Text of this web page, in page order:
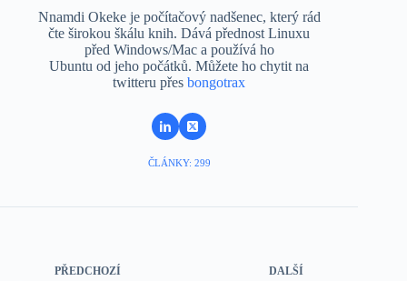
Nnamdi Okeke je počítačový nadšenec, který rád
čte širokou škálu knih. Dává přednost Linuxu
před Windows/Mac a používá ho
Ubuntu od jeho počátků. Můžete ho chytit na
twitteru přesbongotrax
ČLÁNKY: 299
PŘEDCHOZÍ DALŠÍ